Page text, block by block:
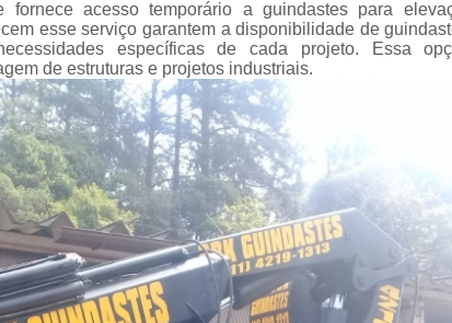
Transporte de Máquinas
Transporte de Máquinas
acesso temporário a guindastes para
esse serviço garantem a disponibilidade de
específicas de cada projeto. Essa
de estruturas e projetos industriais.